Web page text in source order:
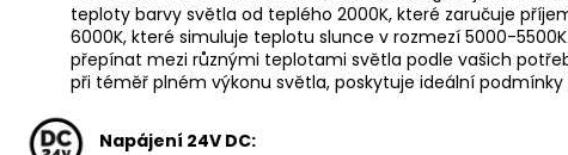
teploty barvy světla od teplého 2000K, které zaručuje
6000K, které simuluje teplotu slunce v rozmezí 5000-
přepínat mezi různými teplotami světla podle vašich
při téměř plném výkonu světla, poskytuje ideální
Napájení 24V DC: